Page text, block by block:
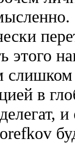
этого
слишком
в